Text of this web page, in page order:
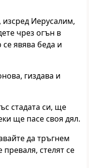
Иерусалим,
чрез огън в
явява беда и
гиздава и
стадата си, ще
ще пасе своя дял.
да тръгнем
стелят се